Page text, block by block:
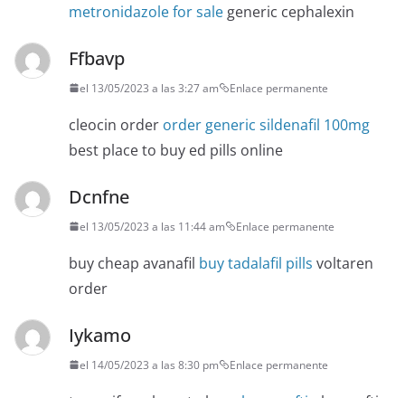
metronidazole for sale generic cephalexin
Ffbavp
el 13/05/2023 a las 3:27 am Enlace permanente
cleocin order order generic sildenafil 100mg
best place to buy ed pills online
Dcnfne
el 13/05/2023 a las 11:44 am Enlace permanente
buy cheap avanafil buy tadalafil pills voltaren
order
Iykamo
el 14/05/2023 a las 8:30 pm Enlace permanente